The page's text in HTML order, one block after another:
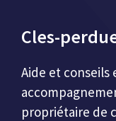
Cles-
Aide et conseils
propriétaire de